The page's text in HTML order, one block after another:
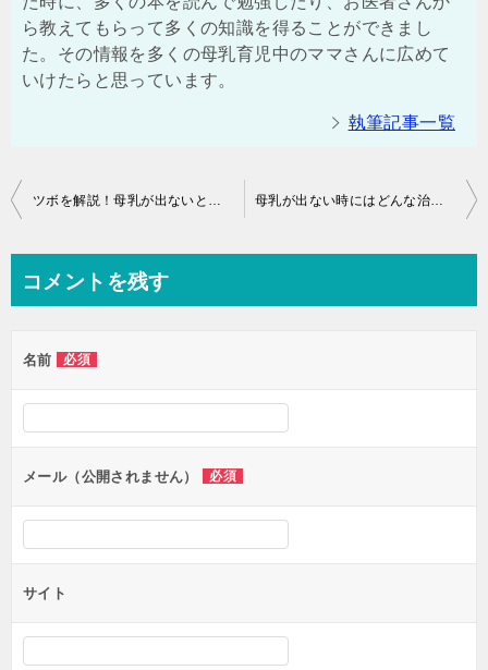
ら教えてもらって多くの知識を得ることができまし
た。その情報を多くの母乳育児中のママさんに広めて
いけたらと思っています。
執筆記事一覧
投
ビ
ー
シ
ョ
ン
コメントを残す
名前 必須
メール（公開されません） 必須
サイト